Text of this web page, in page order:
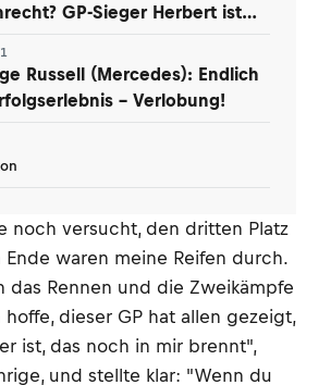
GP-Sieger Herbert ist
Russell (Mercedes): Endlich
– Verlobung!
noch versucht, den dritten Platz
waren meine Reifen durch.
das Rennen und die Zweikämpfe
dieser GP hat allen gezeigt,
ist, das noch in mir brennt",
und stellte klar: "Wenn du